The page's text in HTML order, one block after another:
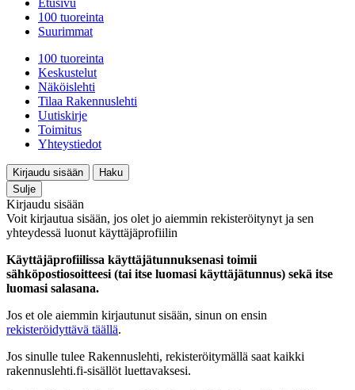
Etusivu
100 tuoreinta
Suurimmat
100 tuoreinta
Keskustelut
Näköislehti
Tilaa Rakennuslehti
Uutiskirje
Toimitus
Yhteystiedot
Kirjaudu sisään
Haku
Sulje
Kirjaudu sisään
Voit kirjautua sisään, jos olet jo aiemmin rekisteröitynyt ja sen
yhteydessä luonut käyttäjäprofiilin
Käyttäjäprofiilissa käyttäjätunnuksenasi toimii
sähköpostiosoitteesi (tai itse luomasi käyttäjätunnus) sekä itse
luomasi salasana.
Jos et ole aiemmin kirjautunut sisään, sinun on ensin
rekisteröidyttävä täällä.
Jos sinulle tulee Rakennuslehti, rekisteröitymällä saat kaikki
rakennuslehti.fi-sisällöt luettavaksesi.